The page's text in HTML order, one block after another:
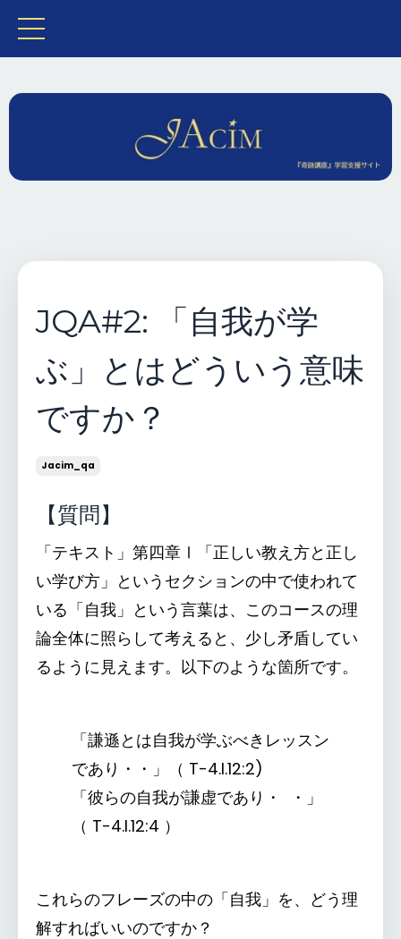
JQA#2: 「自我が学
ぶ」とはどういう意味
ですか？
Jacim_qa
【質問】
「テキスト」第四章Ⅰ「正しい教え方と正し
い学び方」というセクションの中で使われて
いる「自我」という言葉は、このコースの理
論全体に照らして考えると、少し矛盾してい
るように見えます。以下のような箇所です。
「謙遜とは自我が学ぶべきレッスン
であり・‌・」（‌ T-4.I.12:2)
「彼らの自我が謙虚であり・‌ ‌ ・」
（‌ T-4.I.12:4 ）
これらのフレーズの中の「自我」を、どう理
解すればいいのですか？